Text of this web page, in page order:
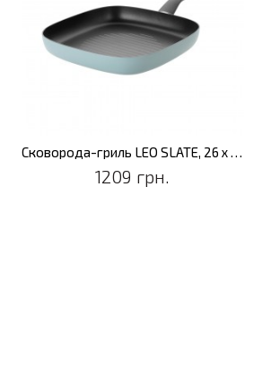
Сковорода-гриль LEO SLATE, 26 х 26 см
1209 грн.